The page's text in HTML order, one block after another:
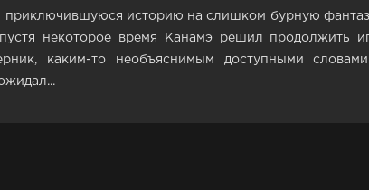
историю на слишком бурную
некоторое время Канамэ решил продолжить
каким-то необъяснимым доступными